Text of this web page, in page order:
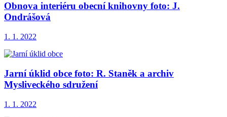
Obnova interiéru obecní knihovny foto: J.
Ondrášová
1. 1. 2022
Jarní úklid obce foto: R. Staněk a archiv
Mysliveckého sdružení
1. 1. 2022